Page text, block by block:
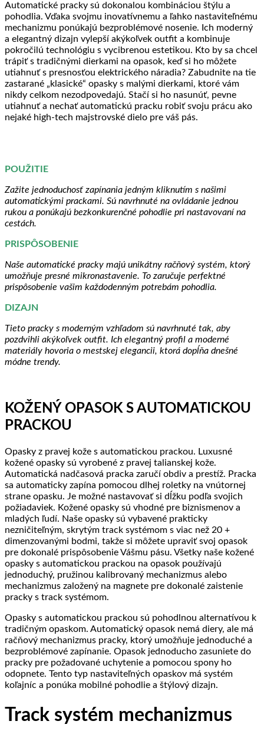
Automatické pracky sú dokonalou kombináciou štýlu a
pohodlia. Vďaka svojmu inovatívnemu a ľahko nastaviteľnému
mechanizmu ponúkajú bezproblémové nosenie. Ich moderný
a elegantný dizajn vylepší akýkoľvek outfit a kombinuje
pokročilú technológiu s vycibrenou estetikou. Kto by sa chcel
trápiť s tradičnými dierkami na opasok, keď si ho môžete
utiahnuť s presnosťou elektrického náradia? Zabudnite na tie
zastarané „klasické“ opasky s malými dierkami, ktoré vám
nikdy celkom nezodpovedajú. Stačí si ho nasunúť, pevne
utiahnuť a nechať automatickú pracku robiť svoju prácu ako
nejaké high-tech majstrovské dielo pre váš pás.
POUŽITIE
Zažite jednoduchosť zapínania jedným kliknutím s našimi
automatickými prackami. Sú navrhnuté na ovládanie jednou
rukou a ponúkajú bezkonkurenčné pohodlie pri nastavovaní na
cestách.
PRISPÔSOBENIE
Naše automatické pracky majú unikátny račňový systém, ktorý
umožňuje presné mikronastavenie. To zaručuje perfektné
prispôsobenie vašim každodenným potrebám pohodlia.
DIZAJN
Tieto pracky s moderným vzhľadom sú navrhnuté tak, aby
pozdvihli akýkoľvek outfit. Ich elegantný profil a moderné
materiály hovoria o mestskej elegancii, ktorá dopĺňa dnešné
módne trendy.
KOŽENÝ OPASOK S AUTOMATICKOU
PRACKOU
Opasky z pravej kože s automatickou prackou. Luxusné
kožené opasky sú vyrobené z pravej talianskej kože.
Automatická nadčasová pracka zaručí obdiv a prestíž. Pracka
sa automaticky zapína pomocou dlhej roletky na vnútornej
strane opasku. Je možné nastavovať si dĺžku podľa svojich
požiadaviek. Kožené opasky sú vhodné pre biznismenov a
mladých ľudí. Naše opasky sú vybavené prakticky
nezničiteľným, skrytým track systémom s viac než 20 +
dimenzovanými bodmi, takže si môžete upraviť svoj opasok
pre dokonalé prispôsobenie Vášmu pásu. Všetky naše kožené
opasky s automatickou prackou na opasok používajú
jednoduchý, pružinou kalibrovaný mechanizmus alebo
mechanizmus založený na magnete pre dokonalé zaistenie
pracky s track systémom.
Opasky s automatickou prackou sú pohodlnou alternatívou k
tradičným opaskom. Automatický opasok nemá diery, ale má
račňový mechanizmus pracky, ktorý umožňuje jednoduché a
bezproblémové zapínanie. Opasok jednoducho zasuniete do
pracky pre požadované uchytenie a pomocou spony ho
odopnete. Tento typ nastaviteľných opaskov má systém
koľajníc a ponúka mobilné pohodlie a štýlový dizajn.
Track systém mechanizmus